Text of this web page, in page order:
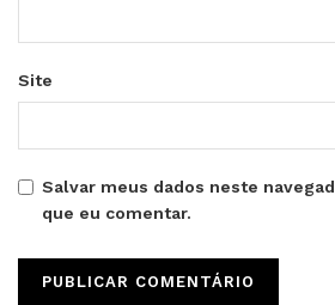
Site
Salvar meus dados neste
que eu comentar.